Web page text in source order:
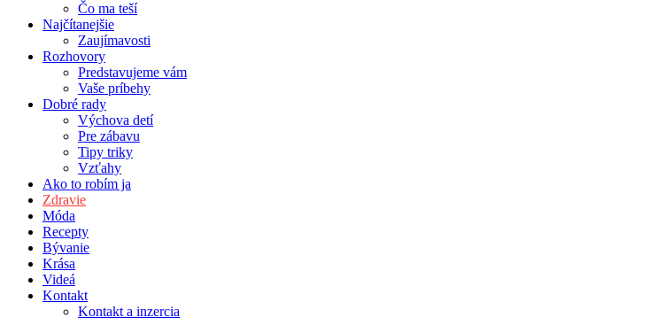
Čo ma teší
Najčítanejšie
Zaujímavosti
Rozhovory
Predstavujeme vám
Vaše príbehy
Dobré rady
Výchova detí
Pre zábavu
Tipy triky
Vzťahy
Ako to robím ja
Zdravie
Móda
Recepty
Bývanie
Krása
Videá
Kontakt
Kontakt a inzercia